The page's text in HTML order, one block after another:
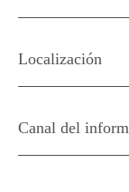
Localización
Canal del